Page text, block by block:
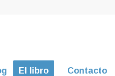
El libro Contacto